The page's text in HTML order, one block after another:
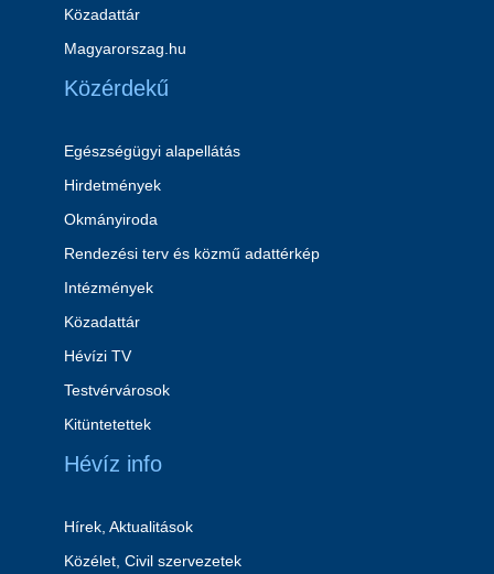
Közadattár
Magyarorszag.hu
Közérdekű
Egészségügyi alapellátás
Hirdetmények
Okmányiroda
Rendezési terv és közmű adattérkép
Intézmények
Közadattár
Hévízi TV
Testvérvárosok
Kitüntetettek
Hévíz info
Hírek, Aktualitások
Közélet, Civil szervezetek